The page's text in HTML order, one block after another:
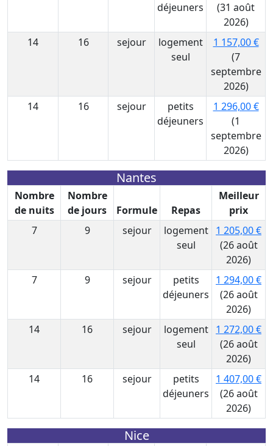
déjeuners
(31 août
2026)
14
16 sejour
logement
seul
1 157,00 €
(7
septembre
2026)
14
16 sejour
petits
déjeuners
1 296,00 €
(1
septembre
2026)
Nantes
Nombre
de nuits
Nombre
de jours
Formule Repas
Meilleur
prix
7
9 sejour
logement
seul
1 205,00 €
(26 août
2026)
7
9 sejour
petits
déjeuners
1 294,00 €
(26 août
2026)
14
16 sejour
logement
seul
1 272,00 €
(26 août
2026)
14
16 sejour
petits
déjeuners
1 407,00 €
(26 août
2026)
Nice